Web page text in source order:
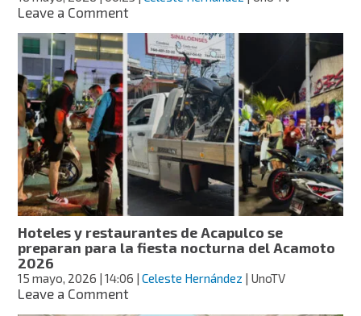
Leave a Commenton
2026
suma
al
menos
7
detenidos
y
más
de
infracciones
de
tránsito
Hoteles y restaurantes de Acapulco se
preparan para la fiesta nocturna del Acamoto
2026
15 mayo, 2026 | 14:06 |Celeste Hernández | UnoTV
Leave a Commenton